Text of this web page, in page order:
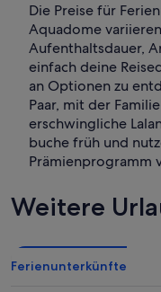
Die Preise für
Aquadome
Aufenthaltsdauer,
einfach deine
an Optionen zu
Paar, mit der
erschwingliche
buche früh und
Prämienprogramm
Weitere
Ferienunterkünfte